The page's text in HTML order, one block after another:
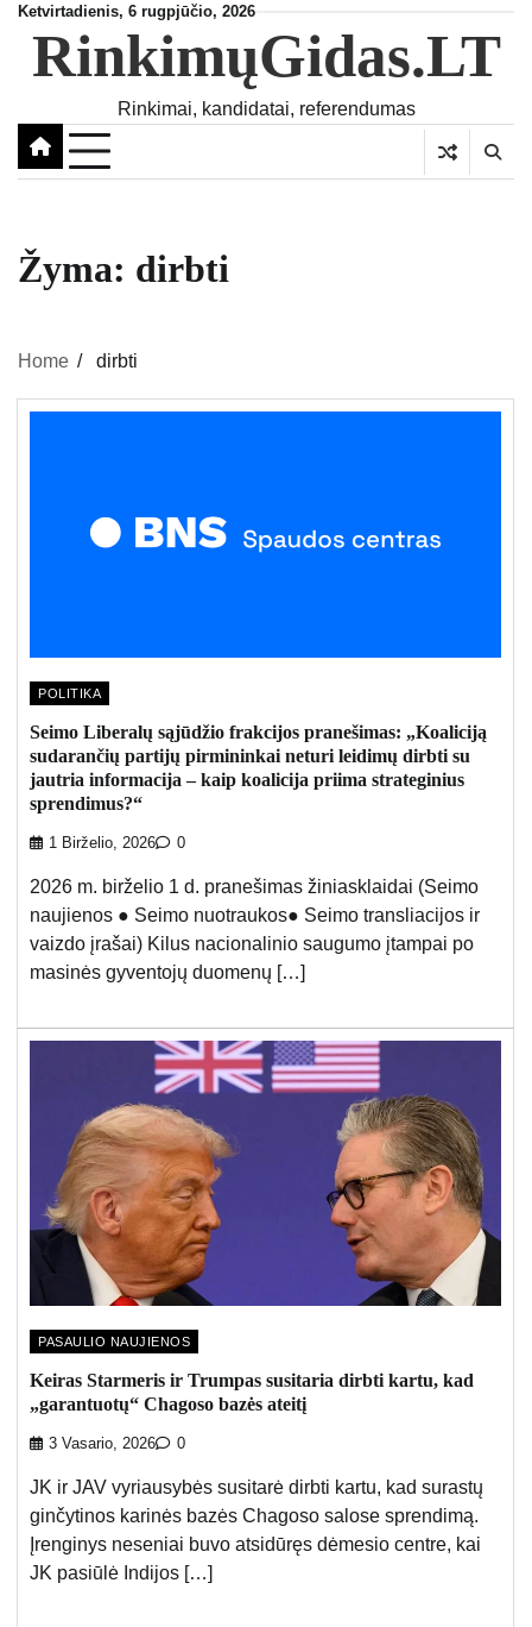
Skip
content
Ketvirtadienis, 6 rugpjūčio, 2026
RinkimųGidas.LT
Rinkimai, kandidatai, referendumas
Žyma: dirbti
Home dirbti
POLITIKA
Seimo Liberalų sąjūdžio frakcijos pranešimas: „Koaliciją
sudarančių partijų pirmininkai neturi leidimų dirbti su
jautria informacija – kaip koalicija priima strateginius
sprendimus?“
1 Birželio, 2026 0
2026 m. birželio 1 d. pranešimas žiniasklaidai (Seimo
naujienos ● Seimo nuotraukos● Seimo transliacijos ir
vaizdo įrašai) Kilus nacionalinio saugumo įtampai po
masinės gyventojų duomenų […]
PASAULIO NAUJIENOS
Keiras Starmeris ir Trumpas susitaria dirbti kartu, kad
„garantuotų“ Chagoso bazės ateitį
3 Vasario, 2026 0
JK ir JAV vyriausybės susitarė dirbti kartu, kad surastų
ginčytinos karinės bazės Chagoso salose sprendimą.
Įrenginys neseniai buvo atsidūręs dėmesio centre, kai
JK pasiūlė Indijos […]